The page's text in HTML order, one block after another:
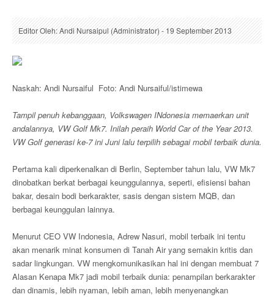
Editor Oleh: Andi Nursaipul (Administrator) - 19 September 2013
Naskah: Andi Nursaiful Foto: Andi Nursaiful/istimewa
Tampil penuh kebanggaan, Volkswagen INdonesia memaerkan unit
andalannya, VW Golf Mk7. Inilah peraih World Car of the Year 2013.
VW Golf generasi ke-7 ini Juni lalu terpilih sebagai mobil terbaik dunia.
Pertama kali diperkenalkan di Berlin, September tahun lalu, VW Mk7
dinobatkan berkat berbagai keunggulannya, seperti, efisiensi bahan
bakar, desain bodi berkarakter, sasis dengan sistem MQB, dan
berbagai keunggulan lainnya.
Menurut CEO VW Indonesia, Adrew Nasuri, mobil terbaik ini tentu
akan menarik minat konsumen di Tanah Air yang semakin kritis dan
sadar lingkungan. VW mengkomunikasikan hal ini dengan membuat 7
Alasan Kenapa Mk7 jadi mobil terbaik dunia: penampilan berkarakter
dan dinamis, lebih nyaman, lebih aman, lebih menyenangkan